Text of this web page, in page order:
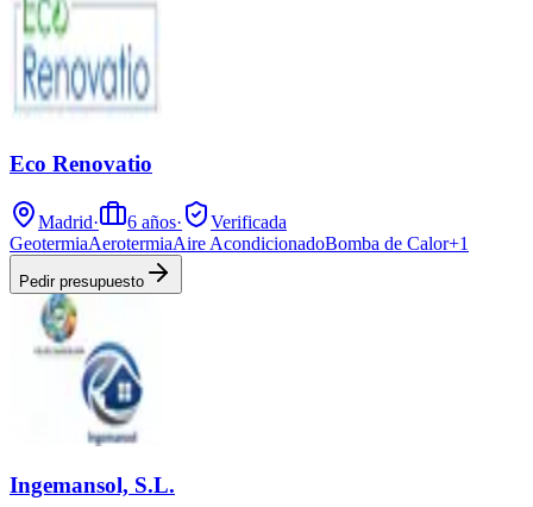
Eco Renovatio
Madrid· 6 años·
Verificada
GeotermiaAerotermiaAire AcondicionadoBomba de Calor+1
Pedir presupuesto
Ingemansol, S.L.